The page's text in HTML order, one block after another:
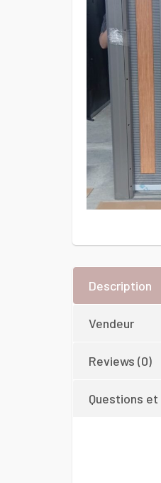
Description
Vendeur
Reviews (0)
Questions